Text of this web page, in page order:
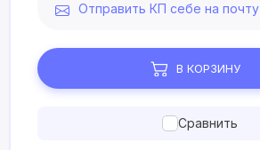
Отправить КП себе на почту
В КОРЗИНУ
Сравнить